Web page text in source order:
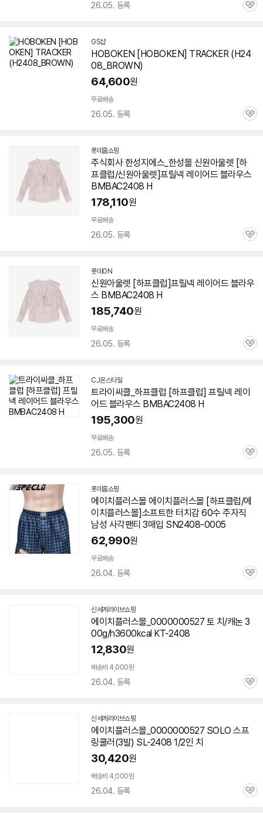
26.05. 등록
관
GS샵
HOBOKEN [HOBOKEN] TRACKER (H24
08_BROWN)
64,600원
무료배송
26.05. 등록
관
롯데홈쇼핑
주식회사 한성지에스_한성몰 신원아울렛 [하
프클럽/신원아울렛]프릴넥 레이어드 블라우스
BMBAC2408 H
178,110원
무료배송
26.05. 등록
관
롯데ON
신원아울렛 [하프클럽]프릴넥 레이어드 블라우
스 BMBAC2408 H
185,740원
무료배송
26.05. 등록
관
CJ온스타일
트라이씨클_하프클럽 [하프클럽] 프릴넥 레이
어드 블라우스 BMBAC2408 H
195,300원
무료배송
26.05. 등록
관
롯데홈쇼핑
에이치플러스몰 에이치플러스몰 [하프클럽/에
이치플러스몰]소프트한 터치감 60수 주자직
남성 사각팬티 3매입 SN2408-0005
62,990원
무료배송
26.04. 등록
관
신세계라이브쇼핑
에이치플러스몰_0000000527 토 치/캐논 3
00g/h3600kcal KT-2408
12,830원
배송비 4,000원
26.04. 등록
관
신세계라이브쇼핑
에이치플러스몰_0000000527 SOLO 스프
링쿨러(3발) SL-2408 1/2인 치
30,420원
배송비 4,000원
26.04. 등록
관